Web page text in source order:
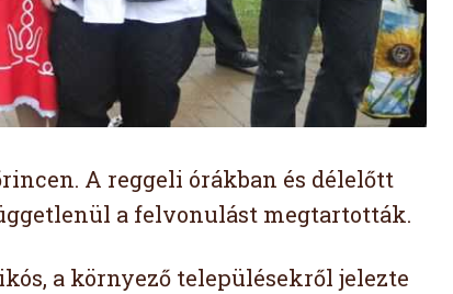
A reggeli órákban és délelőtt
a felvonulást megtartották.
a környező településekről jelezte